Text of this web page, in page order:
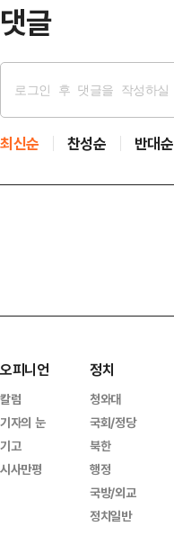
댓글
최신순 찬성순 반대순
오피니언
칼럼
기자의 눈
기고
시사만평
정치
청와대
국회/정당
북한
행정
국방/외교
정치일반